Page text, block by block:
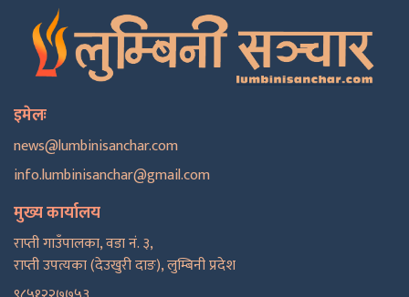
इमेलः
news@lumbinisanchar.com
info.lumbinisanchar@gmail.com
मुख्य कार्यालय
राप्ती गाउँपालका, वडा नं. ३,
राप्ती उपत्यका (देउखुरी दाङ), लुम्बिनी प्रदेश